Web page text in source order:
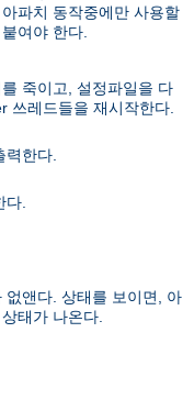
파치 동작중에만 사용할
여야 한다.
죽이고, 설정파일을 다
쓰레드들을 재시작한다.
한다.
.
없앤다. 상태를 보이면, 아
태가 나온다.